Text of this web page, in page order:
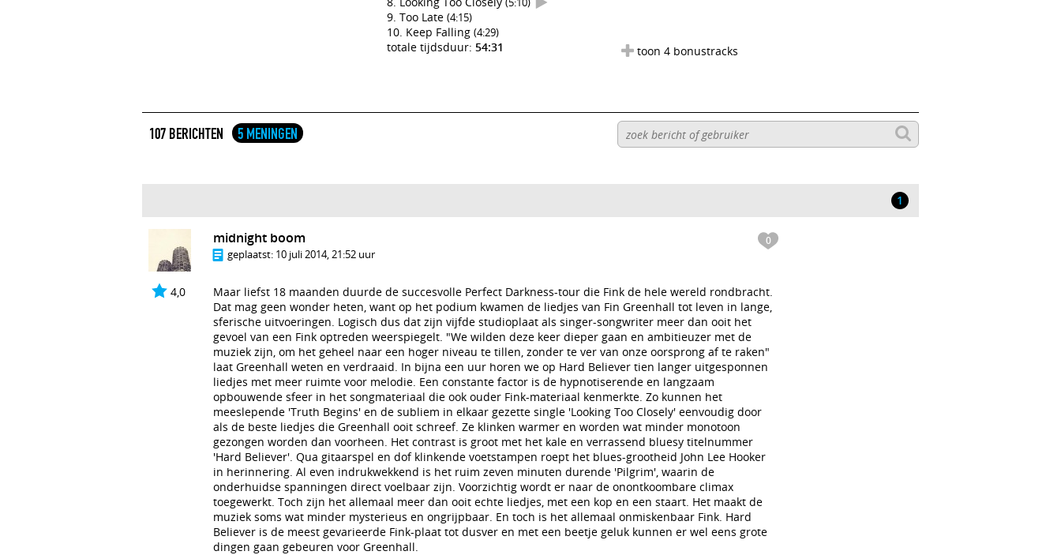
Too Late (4:15)
Keep Falling (4:29)
toon 4 bonustracks
totale tijdsduur: 54:31
107 BERICHTEN 5 MENINGEN
1
4,0
0
midnight boom
geplaatst: 10 juli 2014, 21:52 uur
Maar liefst 18 maanden duurde de succesvolle Perfect Darkness-tour die Fink de hele wereld rondbracht.
Dat mag geen wonder heten, want op het podium kwamen de liedjes van Fin Greenhall tot leven in lange,
sferische uitvoeringen. Logisch dus dat zijn vijfde studioplaat als singer-songwriter meer dan ooit het
gevoel van een Fink optreden weerspiegelt. "We wilden deze keer dieper gaan en ambitieuzer met de
muziek zijn, om het geheel naar een hoger niveau te tillen, zonder te ver van onze oorsprong af te raken"
laat Greenhall weten en verdraaid. In bijna een uur horen we op Hard Believer tien langer uitgesponnen
liedjes met meer ruimte voor melodie. Een constante factor is de hypnotiserende en langzaam
opbouwende sfeer in het songmateriaal die ook ouder Fink-materiaal kenmerkte. Zo kunnen het
meeslepende 'Truth Begins' en de subliem in elkaar gezette single 'Looking Too Closely' eenvoudig door
als de beste liedjes die Greenhall ooit schreef. Ze klinken warmer en worden wat minder monotoon
gezongen worden dan voorheen. Het contrast is groot met het kale en verrassend bluesy titelnummer
'Hard Believer'. Qua gitaarspel en dof klinkende voetstampen roept het blues-grootheid John Lee Hooker
in herinnering. Al even indrukwekkend is het ruim zeven minuten durende 'Pilgrim', waarin de
onderhuidse spanningen direct voelbaar zijn. Voorzichtig wordt er naar de onontkoombare climax
toegewerkt. Toch zijn het allemaal meer dan ooit echte liedjes, met een kop en een staart. Het maakt de
muziek soms wat minder mysterieus en ongrijpbaar. En toch is het allemaal onmiskenbaar Fink. Hard
Believer is de meest gevarieerde Fink-plaat tot dusver en met een beetje geluk kunnen er wel eens grote
dingen gaan gebeuren voor Greenhall.